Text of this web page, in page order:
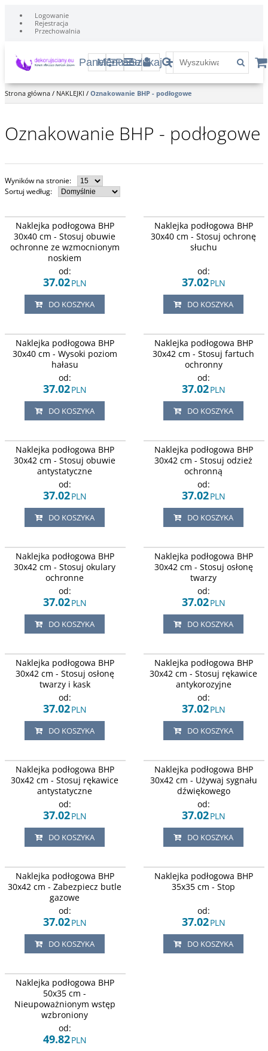
Logowanie
Rejestracja
Przechowalnia
PanelMenuPanelSzukaj
Strona główna / NAKLEJKI / Oznakowanie BHP - podłogowe
Oznakowanie BHP - podłogowe
Wyników na stronie:
Sortuj według:
Naklejka podłogowa BHP
30x40 cm - Stosuj obuwie
ochronne ze wzmocnionym
noskiem
od:
37.02PLN
DO KOSZYKA
Naklejka podłogowa BHP
30x40 cm - Stosuj ochronę
słuchu
od:
37.02PLN
DO KOSZYKA
Naklejka podłogowa BHP
30x40 cm - Wysoki poziom
hałasu
od:
37.02PLN
DO KOSZYKA
Naklejka podłogowa BHP
30x42 cm - Stosuj fartuch
ochronny
od:
37.02PLN
DO KOSZYKA
Naklejka podłogowa BHP
30x42 cm - Stosuj obuwie
antystatyczne
od:
37.02PLN
DO KOSZYKA
Naklejka podłogowa BHP
30x42 cm - Stosuj odzież
ochronną
od:
37.02PLN
DO KOSZYKA
Naklejka podłogowa BHP
30x42 cm - Stosuj okulary
ochronne
od:
37.02PLN
DO KOSZYKA
Naklejka podłogowa BHP
30x42 cm - Stosuj osłonę
twarzy
od:
37.02PLN
DO KOSZYKA
Naklejka podłogowa BHP
30x42 cm - Stosuj osłonę
twarzy i kask
od:
37.02PLN
DO KOSZYKA
Naklejka podłogowa BHP
30x42 cm - Stosuj rękawice
antykorozyjne
od:
37.02PLN
DO KOSZYKA
Naklejka podłogowa BHP
30x42 cm - Stosuj rękawice
antystatyczne
od:
37.02PLN
DO KOSZYKA
Naklejka podłogowa BHP
30x42 cm - Używaj sygnału
dźwiękowego
od:
37.02PLN
DO KOSZYKA
Naklejka podłogowa BHP
30x42 cm - Zabezpiecz butle
gazowe
od:
37.02PLN
DO KOSZYKA
Naklejka podłogowa BHP
35x35 cm - Stop
od:
37.02PLN
DO KOSZYKA
Naklejka podłogowa BHP
50x35 cm -
Nieupoważnionym wstęp
wzbroniony
od:
49.82PLN